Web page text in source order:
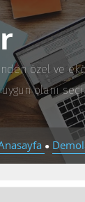
özel ve
olanı
●